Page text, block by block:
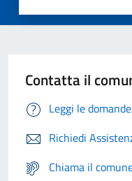
Contatta il
Leggi le
Richiedi
Chiama il